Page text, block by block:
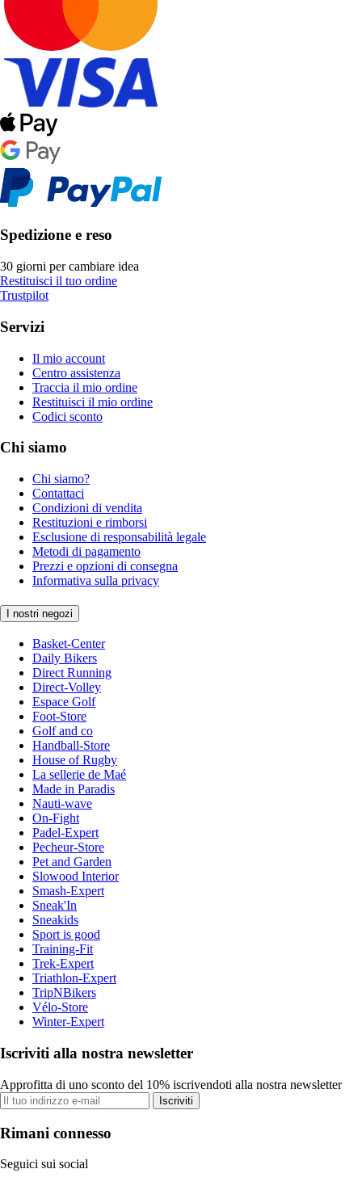
Spedizione e reso
30 giorni per cambiare idea
Restituisci il tuo ordine
Trustpilot
Servizi
Il mio account
Centro assistenza
Traccia il mio ordine
Restituisci il mio ordine
Codici sconto
Chi siamo
Chi siamo?
Contattaci
Condizioni di vendita
Restituzioni e rimborsi
Esclusione di responsabilità legale
Metodi di pagamento
Prezzi e opzioni di consegna
Informativa sulla privacy
I nostri negozi
Basket-Center
Daily Bikers
Direct Running
Direct-Volley
Espace Golf
Foot-Store
Golf and co
Handball-Store
House of Rugby
La sellerie de Maé
Made in Paradis
Nauti-wave
On-Fight
Padel-Expert
Pecheur-Store
Pet and Garden
Slowood Interior
Smash-Expert
Sneak'In
Sneakids
Sport is good
Training-Fit
Trek-Expert
Triathlon-Expert
TripNBikers
Vélo-Store
Winter-Expert
Iscriviti alla nostra newsletter
Approfitta di uno sconto del 10% iscrivendoti alla nostra newsletter
Iscriviti
Rimani connesso
Seguici sui social